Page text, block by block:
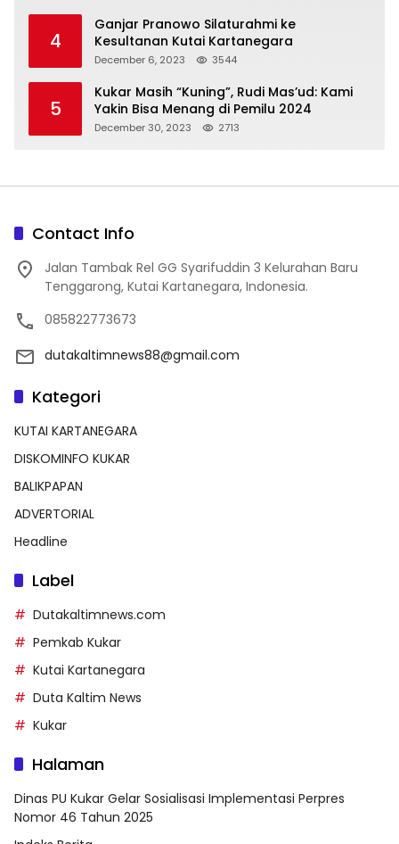
4
Ganjar Pranowo Silaturahmi ke
Kesultanan Kutai Kartanegara
December 6, 2023 3544
5
Kukar Masih “Kuning”, Rudi Mas’ud: Kami
Yakin Bisa Menang di Pemilu 2024
December 30, 2023 2713
Contact Info
Jalan Tambak Rel GG Syarifuddin 3 Kelurahan Baru
Tenggarong, Kutai Kartanegara, Indonesia.
085822773673
dutakaltimnews88@gmail.com
Kategori
KUTAI KARTANEGARA
DISKOMINFO KUKAR
BALIKPAPAN
ADVERTORIAL
Headline
Label
Dutakaltimnews.com
Pemkab Kukar
Kutai Kartanegara
Duta Kaltim News
Kukar
Halaman
Dinas PU Kukar Gelar Sosialisasi Implementasi Perpres
Nomor 46 Tahun 2025